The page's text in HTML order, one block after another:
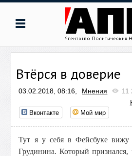
Втёрся в доверие
03.02.2018, 08:16, Мнения
11
Вконтакте Мой мир
Тут я у себя в Фейсбуке вижу
Грудинина. Который